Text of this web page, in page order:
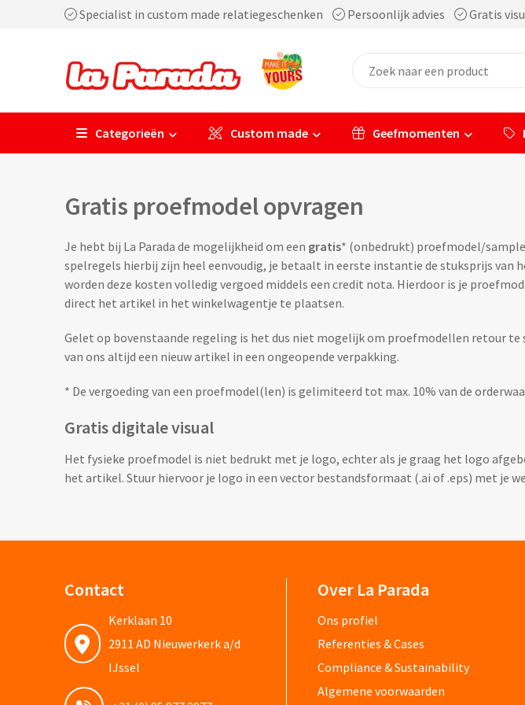
Specialist in custom made relatiegeschenken Persoonlijk advies Gratis
Categorieën Custom made Geefmomenten
Gratis proefmodel opvragen
Je hebt bij La Parada de mogelijkheid om een gratis* (onbedrukt) proefmodel/
spelregels hierbij zijn heel eenvoudig, je betaalt in eerste instantie de stuksprijs
worden deze kosten volledig vergoed middels een credit nota. Hierdoor is je
direct het artikel in het winkelwagentje te plaatsen.
Gelet op bovenstaande regeling is het dus niet mogelijk om proefmodellen retour
van ons altijd een nieuw artikel in een ongeopende verpakking.
* De vergoeding van een proefmodel(len) is gelimiteerd tot max. 10% van de
Gratis digitale visual
Het fysieke proefmodel is niet bedrukt met je logo, echter als je graag het logo
het artikel. Stuur hiervoor je logo in een vector bestandsformaat (.ai of .eps) met je
Contact
Kerklaan 10
2911 AD Nieuwerkerk a/d
IJssel
Over La Parada
Ons profiel
Referenties & Cases
Compliance & Sustainability
Algemene voorwaarden